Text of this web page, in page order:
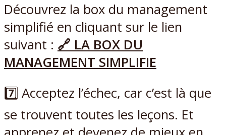
Découvrez la box du management
simplifié en cliquant sur le lien
suivant : 🔗 LA BOX DU
MANAGEMENT SIMPLIFIE
7️⃣ Acceptez l’échec, car c’est là que
se trouvent toutes les leçons. Et